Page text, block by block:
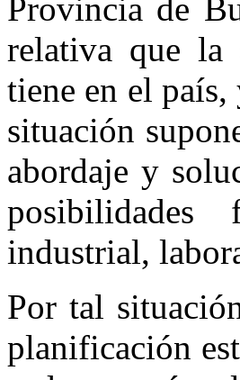
Provincia de
relativa que la
tiene en el
situación
abordaje y
industrial,
Por tal
planificación